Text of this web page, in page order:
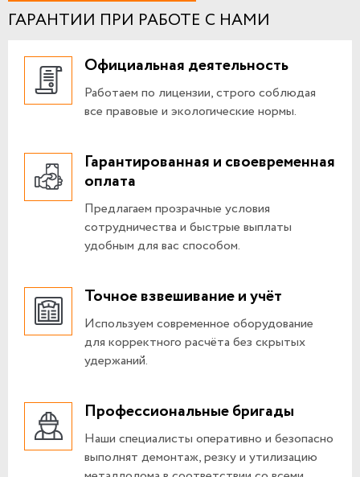
ГАРАНТИИ ПРИ РАБОТЕ С НАМИ
Официальная деятельность
Работаем по лицензии, строго соблюдая
все правовые и экологические нормы.
Гарантированная и своевременная
оплата
Предлагаем прозрачные условия
сотрудничества и быстрые выплаты
удобным для вас способом.
Точное взвешивание и учёт
Используем современное оборудование
для корректного расчёта без скрытых
удержаний.
Профессиональные бригады
Наши специалисты оперативно и безопасно
выполнят демонтаж, резку и утилизацию